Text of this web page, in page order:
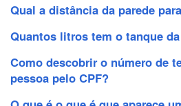
Qual a distância da parede
Quantos litros tem o tanque
Como descobrir o número de
pessoa pelo CPF?